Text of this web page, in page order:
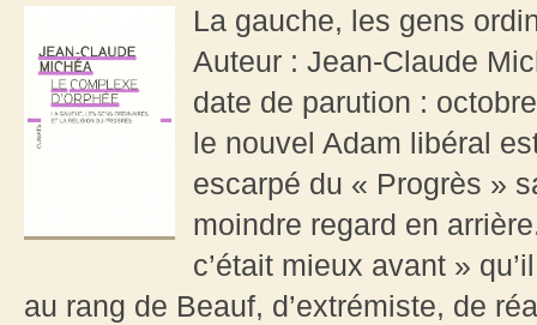
La gauche, les gens
Auteur : Jean-Claude
date de parution :
le nouvel Adam libéral
escarpé du « Progrès »
moindre regard en
c’était mieux avant »
au rang de Beauf, d’extrémiste, de